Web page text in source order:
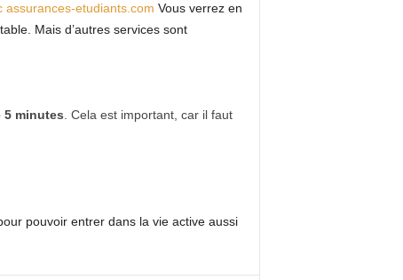
assurances-etudiants.com Vous verrez en
Mais d’autres services sont
5 minutes. Cela est important, car il faut
pouvoir entrer dans la vie active aussi